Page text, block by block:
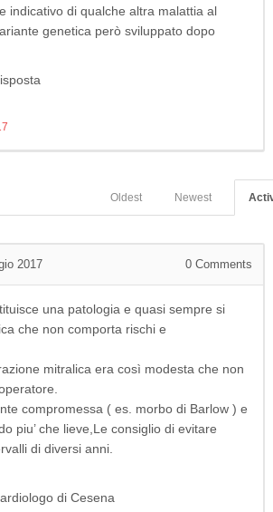
indicativo di qualche altra malattia al
genetica però sviluppato dopo
Newest
Oldest
2017 0 Comments
una patologia e quasi sempre si
che non comporta rischi e
mitralica era così modesta che non
compromessa ( es. morbo di Barlow ) e
piu’ che lieve,Le consiglio di evitare
di diversi anni.
di Cesena